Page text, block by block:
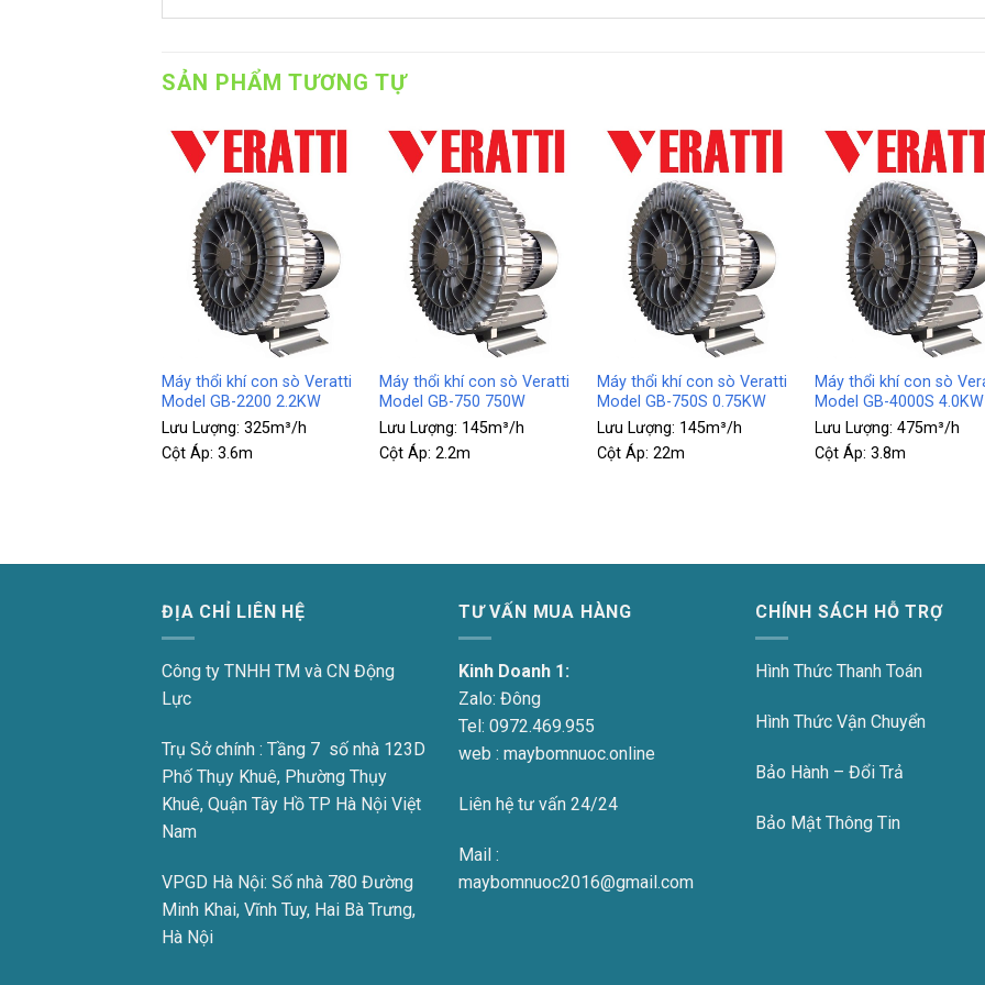
SẢN PHẨM TƯƠNG TỰ
Máy thổi khí con sò Veratti
Model GB-2200 2.2KW
Lưu Lượng: 325m³/h
Cột Áp: 3.6m
Máy thổi khí con sò Veratti
Model GB-750 750W
Lưu Lượng: 145m³/h
Cột Áp: 2.2m
Máy thổi khí con sò Veratti
Model GB-750S 0.75KW
Lưu Lượng: 145m³/h
Cột Áp:22m
Máy thổi khí con sò
Model GB-4000S 4.0KW
Lưu Lượng:475m³/h
Cột Áp:3.8m
ĐỊA CHỈ LIÊN HỆ
Công ty TNHH TM và CN Động
Lực
Trụ Sở chính : Tầng 7 số nhà 123D
Phố Thụy Khuê, Phường Thụy
Khuê, Quận Tây Hồ TP Hà Nội Việt
Nam
VPGD Hà Nội: Số nhà 780 Đường
Minh Khai, Vĩnh Tuy, Hai Bà Trưng,
Hà Nội
TƯ VẤN MUA HÀNG
Kinh Doanh 1:
Zalo: Đông
Tel: 0972.469.955
web : maybomnuoc.online
Liên hệ tư vấn 24/24
Mail :
maybomnuoc2016@gmail.com
CHÍNH SÁCH HỖ TRỢ
Hình Thức Thanh Toán
Hình Thức Vận Chuyển
Bảo Hành – Đổi Trả
Bảo Mật Thông Tin